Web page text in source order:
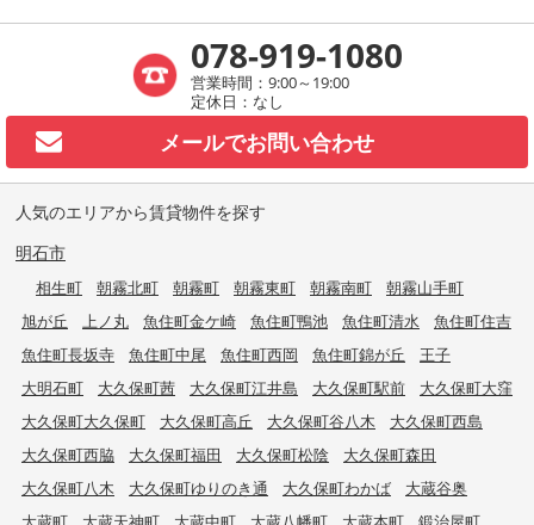
078-919-1080
営業時間：9:00～19:00
定休日：なし
メールでお問い合わせ
人気のエリアから賃貸物件を探す
明石市
相生町 朝霧北町 朝霧町 朝霧東町 朝霧南町
朝霧山手町
旭が丘
上ノ丸 魚住町金ケ崎 魚住町鴨池 魚住町清水
魚住町住吉
魚住町長坂寺
魚住町中尾 魚住町西岡 魚住町錦が丘
王子
大明石町
大久保町茜 大久保町江井島 大久保町駅前
大久保町大窪
大久保町大久保町
大久保町高丘 大久保町谷八木
大久保町西島
大久保町西脇
大久保町福田 大久保町松陰
大久保町森田
大久保町八木
大久保町ゆりのき通 大久保町わかば
大蔵谷奥